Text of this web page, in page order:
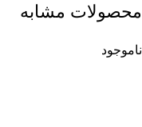
محصولات مشابه
ناموجود